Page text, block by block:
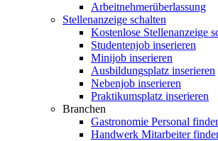
Arbeitnehmerüberlassung
Stellenanzeige schalten
Kostenlose Stellenanzeige
Studentenjob inserieren
Minijob inserieren
Ausbildungsplatz inserieren
Nebenjob inserieren
Praktikumsplatz inserieren
Branchen
Gastronomie Personal
Handwerk Mitarbeiter